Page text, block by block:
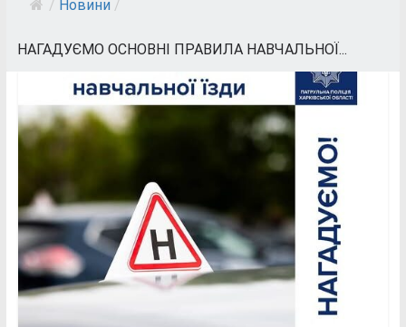
/ Новини /
НАГАДУЄМО ОСНОВНІ ПРАВИЛА НАВЧАЛЬНОЇ...